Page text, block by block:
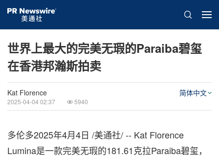
世界上最大的完美无瑕的Paraiba碧玺
在香港邦瀚斯拍卖
Kat Florence
2025-04-04 02:37 5940
简体中文
多伦多2025年4月4日 /美通社/ -- Kat Florence
Lumina是一款完美无瑕的181.61克拉Paraiba碧玺，